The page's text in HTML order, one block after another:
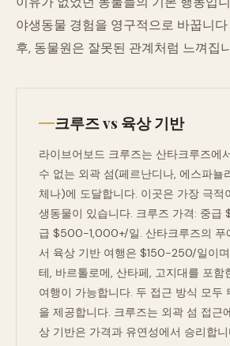
야생동물 경험을 영구적으로 바꿉니다
후, 동물원은 잘못된 관계처럼 느껴집
크루즈 vs 육상 기반
라이브어보드 크루즈는 산타크루즈에
수 없는 외곽 섬(페르난디나, 에스파뇰
체나)에 도달합니다. 이곳은 가장 극적
생동물이 있습니다. 크루즈 가격: 중급
급 $500-1,000+/일. 산타크루즈의 푸
서 육상 기반 여행은 $150-250/일이며,
테, 바르톨로메, 산타페, 고지대를 포함
여행이 가능합니다. 두 접근 방식 모두
을 제공합니다. 크루즈는 외곽 섬 접근
상 기반은 가격과 유연성에서 승리합니